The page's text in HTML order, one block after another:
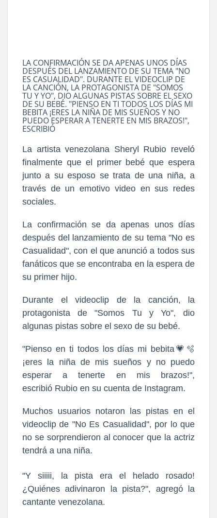
LA CONFIRMACIÓN SE DA APENAS UNOS DÍAS
DESPUÉS DEL LANZAMIENTO DE SU TEMA "NO
ES CASUALIDAD". DURANTE EL VIDEOCLIP DE
LA CANCIÓN, LA PROTAGONISTA DE "SOMOS
TU Y YO", DIO ALGUNAS PISTAS SOBRE EL SEXO
DE SU BEBÉ. "PIENSO EN TI TODOS LOS DÍAS MI
BEBITA ¡ERES LA NIÑA DE MIS SUEÑOS Y NO
PUEDO ESPERAR A TENERTE EN MIS BRAZOS!",
ESCRIBIÓ
La artista venezolana Sheryl Rubio reveló
finalmente que el primer bebé que espera
junto a su esposo se trata de una niña, a
través de un emotivo video en sus redes
sociales.
La confirmación se da apenas unos días
después del lanzamiento de su tema "No es
Casualidad", con el que anunció a todos sus
fanáticos que se encontraba en la espera de
su primer hijo.
Durante el videoclip de la canción, la
protagonista de "Somos Tu y Yo", dio
algunas pistas sobre el sexo de su bebé.
"Pienso en ti todos los días mi bebita💗🫧
¡eres la niña de mis sueños y no puedo
esperar a tenerte en mis brazos!",
escribió Rubio en su cuenta de Instagram.
Muchos usuarios notaron las pistas en el
videoclip de "No Es Casualidad", por lo que
no se sorprendieron al conocer que la actriz
tendrá a una niña.
"Y siiiii, la pista era el helado rosado!
¿Quiénes adivinaron la pista?", agregó la
cantante venezolana.